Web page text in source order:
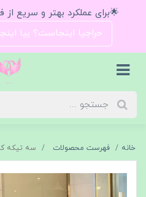
🌟برای عملکرد بهتر و سریع
حراجیا اینجاست؟ بیا
خانه فهرست محصولات سه تیکه